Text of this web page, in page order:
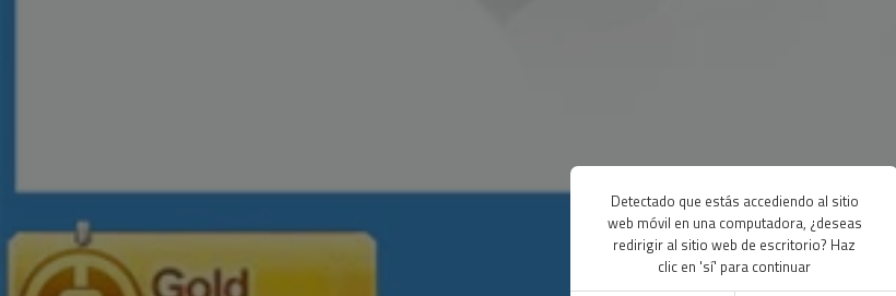
Detectado que estás accediendo al sitio
web móvil en una computadora, ¿deseas
redirigir al sitio web de escritorio? Haz
clic en 'sí' para continuar